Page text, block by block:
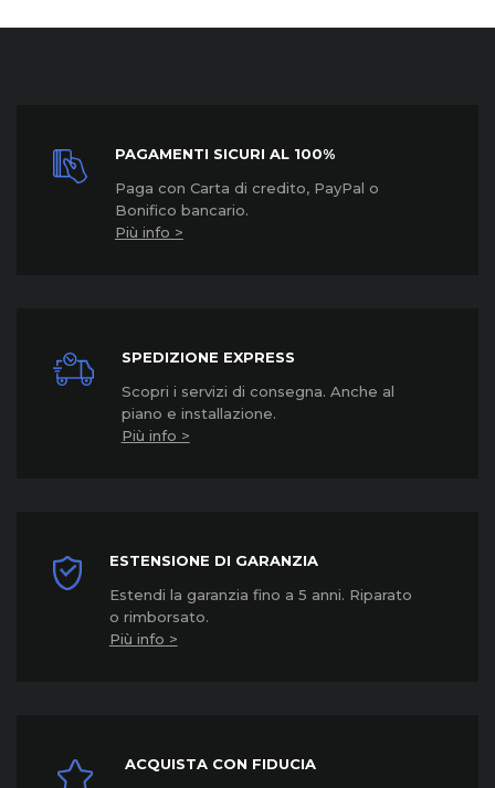
PAGAMENTI SICURI AL 100%
Paga con Carta di credito, PayPal o
Bonifico bancario.
Più info >
SPEDIZIONE EXPRESS
Scopri i servizi di consegna. Anche al
piano e installazione.
Più info >
ESTENSIONE DI GARANZIA
Estendi la garanzia fino a 5 anni. Riparato
o rimborsato.
Più info >
ACQUISTA CON FIDUCIA